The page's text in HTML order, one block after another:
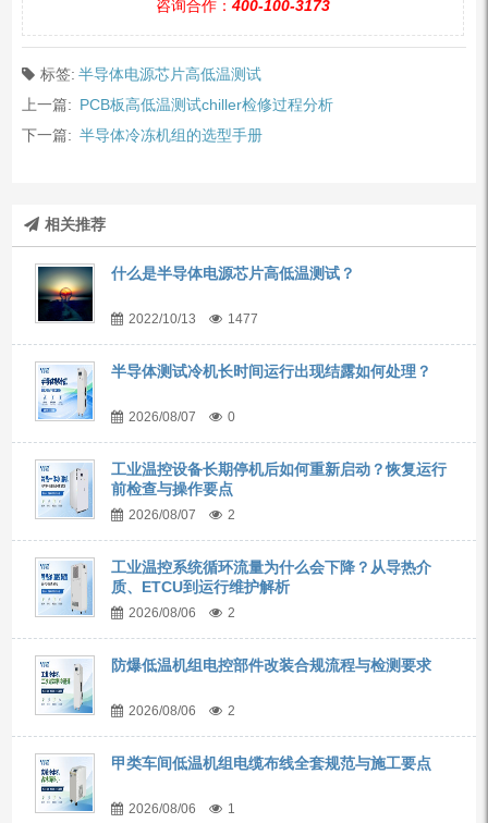
咨询合作： 400-100-3173
标签: 半导体电源芯片高低温测试
上一篇: PCB板高低温测试chiller检修过程分析
下一篇: 半导体冷冻机组的选型手册
相关推荐
什么是半导体电源芯片高低温测试？
2022/10/13 1477
半导体测试冷机长时间运行出现结露如何处理？
2026/08/07 0
工业温控设备长期停机后如何重新启动？恢复运行
前检查与操作要点
2026/08/07 2
工业温控系统循环流量为什么会下降？从导热介
质、ETCU到运行维护解析
2026/08/06 2
防爆低温机组电控部件改装合规流程与检测要求
2026/08/06 2
甲类车间低温机组电缆布线全套规范与施工要点
2026/08/06 1